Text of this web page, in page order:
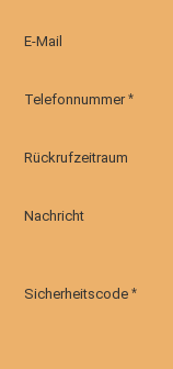
E-Mail
Telefonnummer
Rückrufzeitraum
Nachricht
Sicherheitscode